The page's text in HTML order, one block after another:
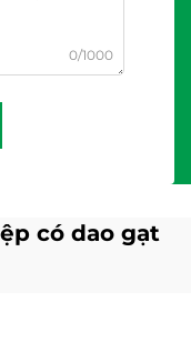
0/1000
có dao gạt